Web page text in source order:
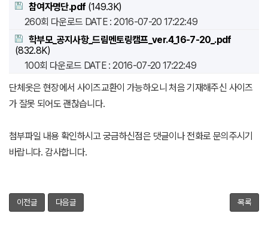
참여자명단.pdf (149.3K)
260회 다운로드 DATE : 2016-07-20 17:22:49
학부모_공지사항_드림멘토링캠프_ver.4_16-7-20_.pdf
(832.8K)
100회 다운로드 DATE : 2016-07-20 17:22:49
단체옷은 현장에서 사이즈교환이 가능하오니 처음 기재해주신 사이즈
가 잘못 되어도 괜찮습니다.
첨부파일 내용 확인하시고 궁금하신점은 댓글이나 전화로 문의주시기
바랍니다. 감사합니다.
이전글 다음글 목록